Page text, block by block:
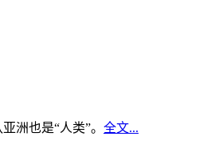
洲也是“人类”。 全文...